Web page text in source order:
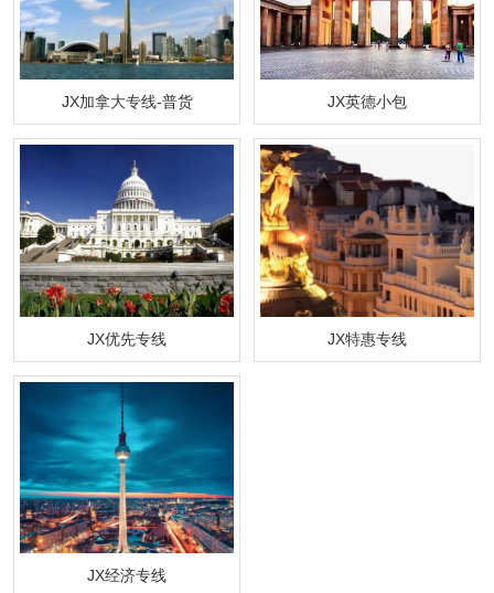
JX加拿大专线-普货 JX英德小包
JX优先专线 JX特惠专线
JX经济专线